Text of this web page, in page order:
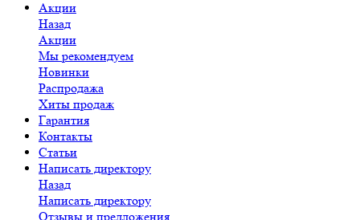
Акции
Назад
Акции
Мы рекомендуем
Новинки
Распродажа
Хиты продаж
Гарантия
Контакты
Статьи
Написать директору
Назад
Написать директору
Отзывы и предложения